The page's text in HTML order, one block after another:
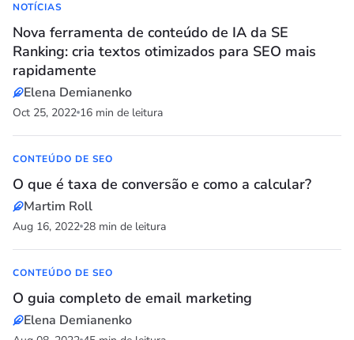
NOTÍCIAS
Nova ferramenta de conteúdo de IA da SE
Ranking: cria textos otimizados para SEO mais
rapidamente
Elena Demianenko
Oct 25, 2022 16 min de leitura
CONTEÚDO DE SEO
O que é taxa de conversão e como a calcular?
Martim Roll
Aug 16, 2022 28 min de leitura
CONTEÚDO DE SEO
O guia completo de email marketing
Elena Demianenko